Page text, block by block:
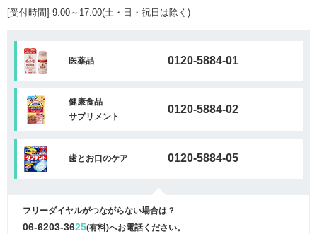
[受付時間] 9:00～17:00(土・日・祝日は除く)
医薬品 0120-5884-01
健康食品
サプリメント
0120-5884-02
歯とお口のケア 0120-5884-05
フリーダイヤルがつながらない場合は？
06-6203-3625(有料)へお電話ください。